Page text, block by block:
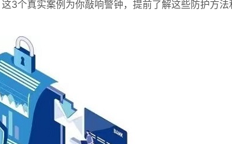
3个真实案例为你敲响警钟，提前了解这些防护方法